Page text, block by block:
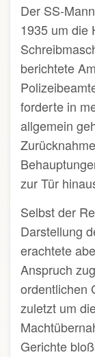
Der SS-
1935 um die
berichtete
forderte in
allgemein
zur Tür
Selbst der
Darstellung
erachtete
Anspruch
ordentlichen
zuletzt um
Gerichte